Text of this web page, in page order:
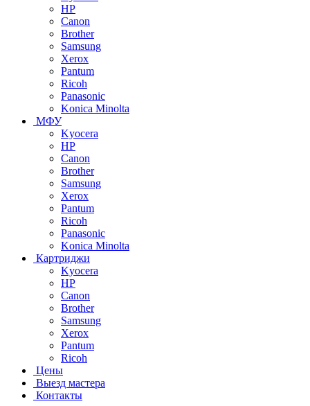
HP
Canon
Brother
Samsung
Xerox
Pantum
Ricoh
Panasonic
Konica Minolta
МФУ
Kyocera
HP
Canon
Brother
Samsung
Xerox
Pantum
Ricoh
Panasonic
Konica Minolta
Картриджи
Kyocera
HP
Canon
Brother
Samsung
Xerox
Pantum
Ricoh
Цены
Выезд мастера
Контакты